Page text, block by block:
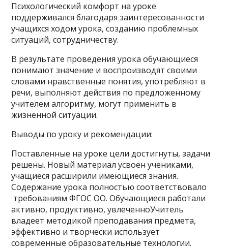
Психологический комфорт на уроке
поддерживался благодаря заинтересованности
учащихся ходом урока, созданию проблемных
ситуаций, сотрудничеству.
В результате проведения урока обучающиеся
понимают значение и воспроизводят своими
словами нравственные понятия, употребляют в
речи, выполняют действия по предложенному
учителем алгоритму, могут применить в
жизненной ситуации.
Выводы по уроку и рекомендации:
Поставленные на уроке цели достигнуты, задачи
решены. Новый материал усвоен учениками,
учащиеся расширили имеющиеся знания.
Содержание урока полностью соответствовало
требованиям ФГОС ОО. Обучающиеся работали
активно, продуктивно, увлеченноУчитель
владеет методикой преподавания предмета,
эффективно и творчески использует
современные образовательные технологии.